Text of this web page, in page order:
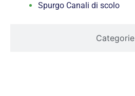
Categorie
Spurgo Canali di scolo